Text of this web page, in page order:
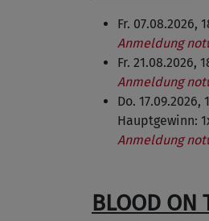
Fr.
Anmeldung
Fr.
Anmeldung
Do. 17.09.2026,
Hauptgewinn:
Anmeldung
BLOOD ON